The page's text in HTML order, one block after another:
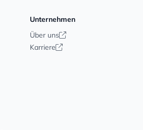
Unternehmen
Über uns
Karriere